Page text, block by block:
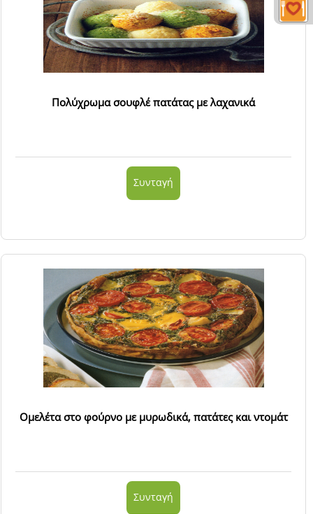
Πολύχρωμα σουφλέ πατάτας με λαχανικά
Συνταγή
Ομελέτα στο φούρνο με μυρωδικά, πατάτες και ντομάτ
Συνταγή